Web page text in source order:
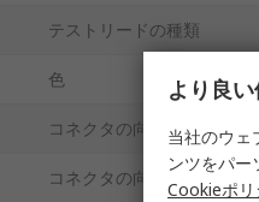
テストリードの種類
色
コネクタの向き A
コネクタの向き B
より良
当社のウェ
ンツをパ
Cookieポリ